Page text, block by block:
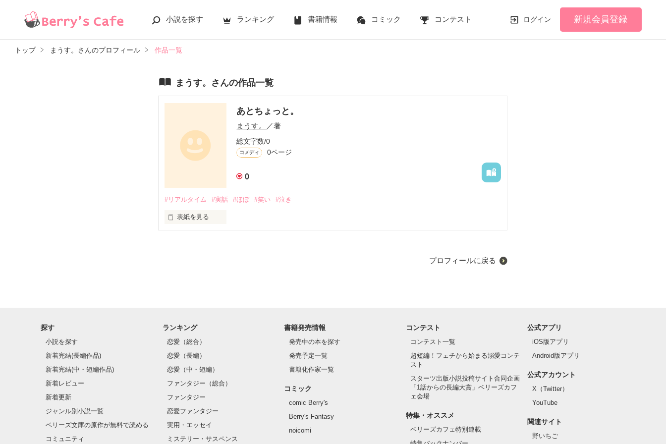
小説を探す ランキング 書籍情報 コミック コンテスト ログイン 新規会員登録
トップ まうす。さんのプロフィール 作品一覧
まうす。さんの作品一覧
あとちょっと。
まうす。 ／著
総文字数/0
コメディ 0ページ
0
#リアルタイム #実話 #ほぼ #笑い #泣き
表紙を見る
不思議な話し。
出てくるひともモザイクかかってるけど
もう、いいです。
プロフィールに戻る
探す
小説を探す
新着完結(長編作品)
新着完結(中・短編作品)
新着レビュー
新着更新
ジャンル別小説一覧
ベリーズ文庫の原作が無料で読める
コミュニティ
ランキング
恋愛（総合）
恋愛（長編）
恋愛（中・短編）
ファンタジー（総合）
ファンタジー
恋愛ファンタジー
実用・エッセイ
ミステリー・サスペンス
書籍発売情報
発売中の本を探す
発売予定一覧
書籍化作家一覧
コミック
comic Berry's
Berry's Fantasy
noicomi
コンテスト
コンテスト一覧
超短編！フェチから始まる溺愛コンテ
スト
スターツ出版小説投稿サイト合同企画
「1話からの長編大賞」ベリーズカフ
ェ会場
特集・オススメ
ベリーズカフェ特別連載
公式アプリ
iOS版アプリ
Android版アプリ
公式アカウント
X（Twitter）
YouTube
関連サイト
野いちご